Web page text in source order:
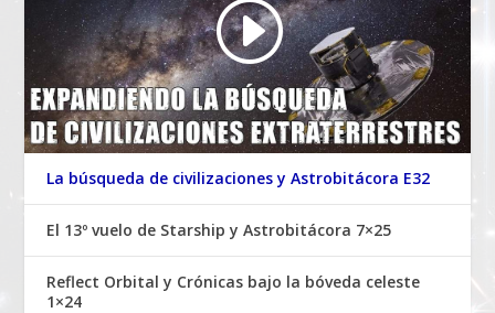
La búsqueda de civilizaciones y Astrobitácora E32
El 13º vuelo de Starship y Astrobitácora 7×25
Reflect Orbital y Crónicas bajo la bóveda celeste
1×24